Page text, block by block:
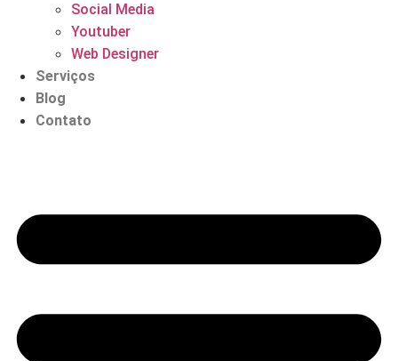
Social Media
Youtuber
Web Designer
Serviços
Blog
Contato